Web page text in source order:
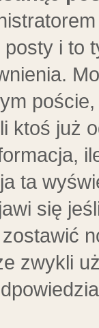
i to
ktoś już
ta
się
zwykli